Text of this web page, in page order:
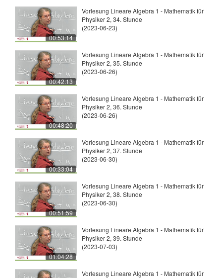
00:53:14
Vorlesung Lineare Algebra 1 - Mathematik für
Physiker 2, 34. Stunde
(2023-06-23)
00:42:13
Vorlesung Lineare Algebra 1 - Mathematik für
Physiker 2, 35. Stunde
(2023-06-26)
00:48:20
Vorlesung Lineare Algebra 1 - Mathematik für
Physiker 2, 36. Stunde
(2023-06-26)
00:33:04
Vorlesung Lineare Algebra 1 - Mathematik für
Physiker 2, 37. Stunde
(2023-06-30)
00:51:59
Vorlesung Lineare Algebra 1 - Mathematik für
Physiker 2, 38. Stunde
(2023-06-30)
01:04:28
Vorlesung Lineare Algebra 1 - Mathematik für
Physiker 2, 39. Stunde
(2023-07-03)
Vorlesung Lineare Algebra 1 - Mathematik für